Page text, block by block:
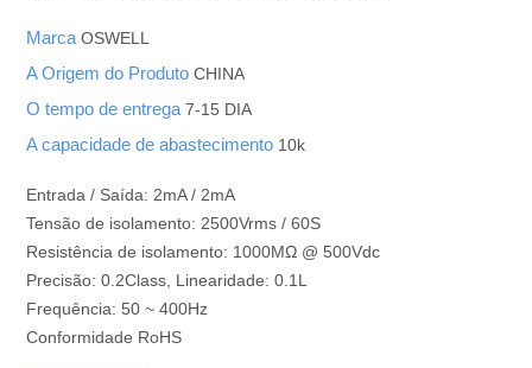
MarcaOSWELL
A Origem do ProdutoCHINA
O tempo de entrega7-15 DIA
A capacidade de abastecimento 10k
Entrada / Saída: 2mA / 2mA
Tensão de isolamento: 2500Vrms / 60S
Resistência de isolamento: 1000MΩ @ 500Vdc
Precisão: 0.2Class, Linearidade: 0.1L
Frequência: 50 ~ 400Hz
Conformidade RoHS